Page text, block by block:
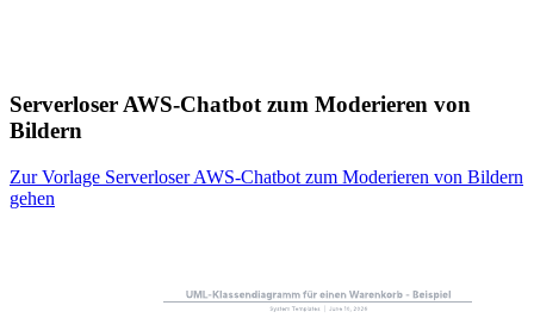
Serverloser AWS-Chatbot zum Moderieren von
Bildern
Zur Vorlage Serverloser AWS-Chatbot zum Moderieren von Bildern
gehen